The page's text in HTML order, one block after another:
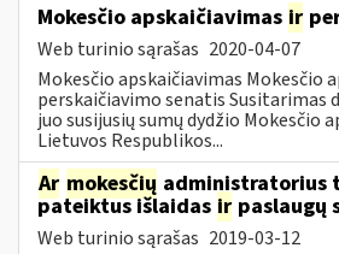
Mokesčio apskaičiavimas ir
Web turinio sąrašas 2020-04-07
Mokesčio apskaičiavimas Mokesčio
perskaičiavimo senatis Susitarimas
juo susijusių sumų dydžio Mokesčio
Lietuvos Respublikos...
Ar mokesčių administratorius
pateiktus išlaidas ir paslaugų
Web turinio sąrašas 2019-03-12